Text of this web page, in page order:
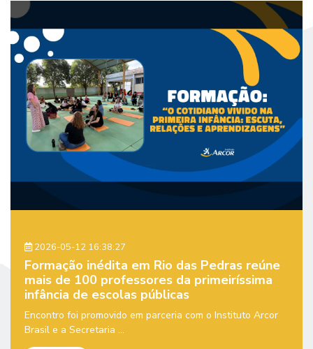
2026-05-12 16:38:27
Formação inédita em Rio das Pedras reúne
mais de 100 professores da primeiríssima
infância de escolas públicas
Encontro foi promovido em parceria com o Instituto Arcor
Brasil e a Secretaria ...